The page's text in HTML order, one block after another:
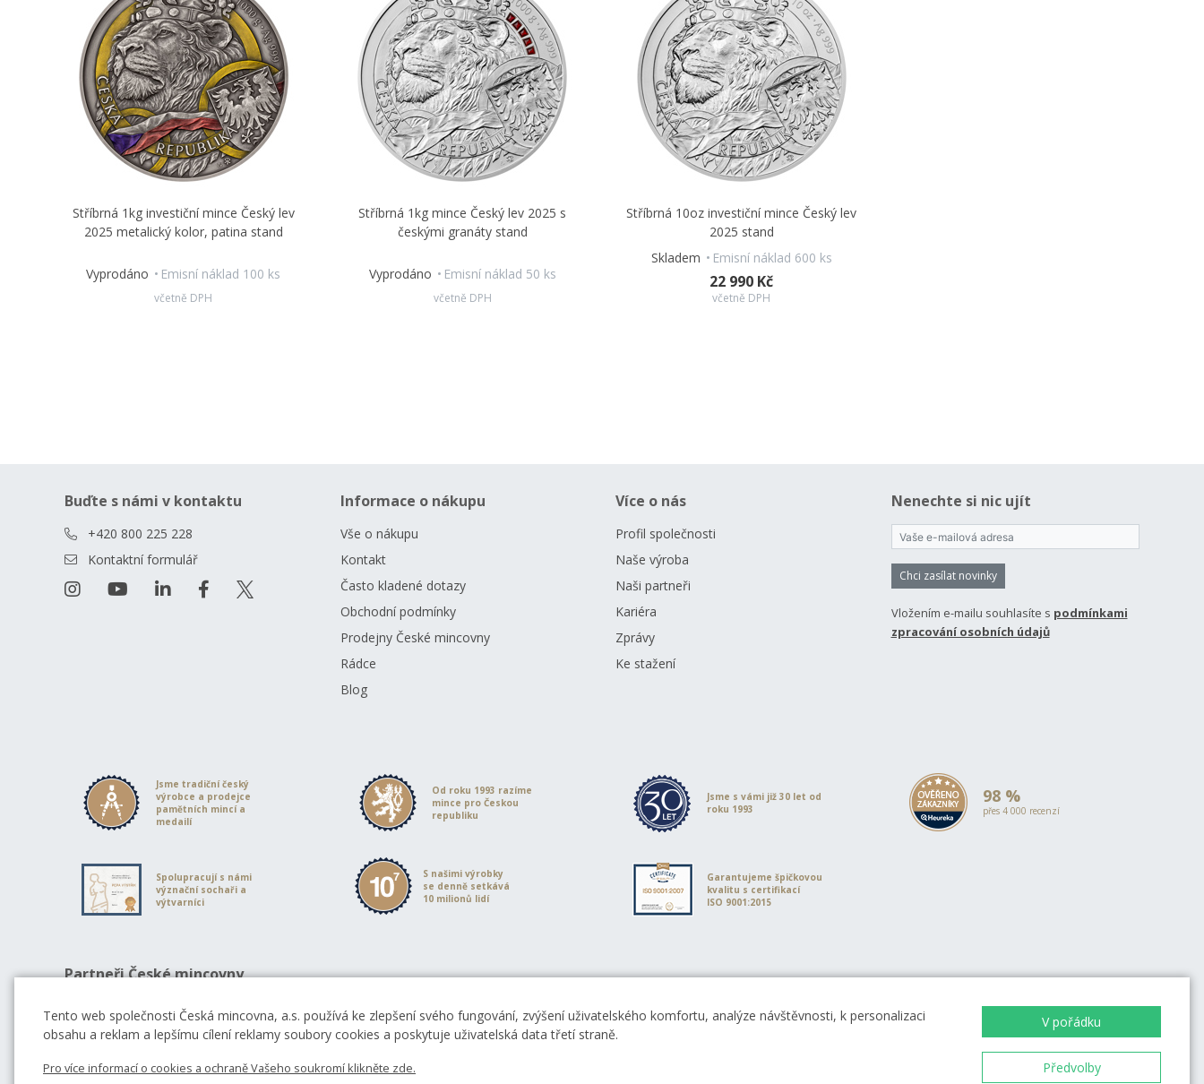
Stříbrná 1kg investiční mince Český lev
2025 metalický kolor, patina stand
Vyprodáno Emisní náklad 100 ks
včetně DPH
Stříbrná 1kg mince Český lev 2025 s
českými granáty stand
Vyprodáno Emisní náklad 50 ks
včetně DPH
Stříbrná 10oz investiční mince Český lev
2025 stand
Skladem
Emisní náklad 600 ks
22 990 Kč
včetně DPH
Buďte s námi v kontaktu
+420 800 225 228
Kontaktní formulář
Informace o nákupu
Vše o nákupu
Kontakt
Často kladené dotazy
Obchodní podmínky
Prodejny České mincovny
Rádce
Blog
Více o nás
Profil společnosti
Naše výroba
Naši partneři
Kariéra
Zprávy
Ke stažení
Nenechte si nic ujít
Chci zasílat novinky
Vložením e-mailu souhlasíte s podmínkami
zpracování osobních údajů
Jsme tradiční český
výrobce a prodejce
pamětních mincí a
medailí
Od roku 1993 razíme
mince pro Českou
republiku
Jsme s vámi již 30 let od
roku 1993
98 %
přes 4 000 recenzí
Spolupracují s námi
význační sochaři a
výtvarníci
S našimi výrobky
se denně setkává
10 milionů lidí
Garantujeme špičkovou
kvalitu s certifikací
ISO 9001:2015
Partneři České mincovny
EVROPSKÁ UNIE
Evropský fond pro regionální rozvoj
Investice do vaší budoucnosti
Tento web společnosti Česká mincovna, a.s. používá ke zlepšení svého fungování, zvýšení uživatelského komfortu, analýze návštěvnosti, k personalizaci
obsahu a reklam a lepšímu cílení reklamy soubory cookies a poskytuje uživatelská data třetí straně.
Pro více informací o cookies a ochraně Vašeho soukromí klikněte zde.
V pořádku
Předvolby